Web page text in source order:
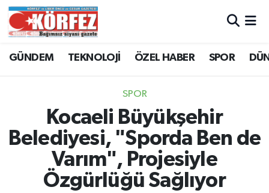
GÜNDEM TEKNOLOJİ ÖZEL HABER SPOR
SPOR
Kocaeli Büyükşehir
Belediyesi, "Sporda Ben de
Varım", Projesiyle
Özgürlüğü Sağlıyor
Trafik Durumu
Süper Lig Puan Durumu ve Fikstür
Tüm Manşetler
Son Dakika Haberleri